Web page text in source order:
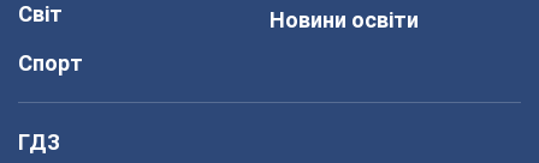
Світ
Спорт
Новини освіти
ГДЗ